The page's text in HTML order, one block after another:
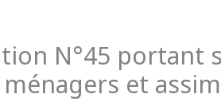
N°45 portant
et